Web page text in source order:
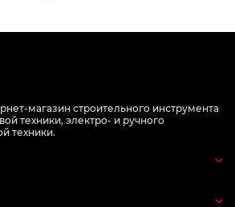
магазин строительного инструмента
техники, электро- и ручного
техники.